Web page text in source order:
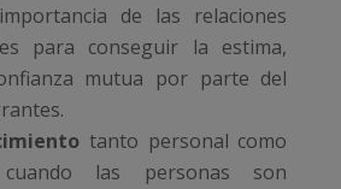
de las relaciones
para conseguir la estima,
mutua por parte del
tanto personal como
las personas son